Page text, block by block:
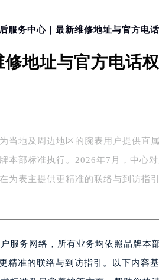
室（需提前预约）
华润万象城）17层1706室（需提前
13层1304室（需提前预约）
场）A1座办公楼14层07室（需提前
15层1508室（需提前预约）
05室（需提前预约）
室（需提前预约）
提前预约）
服务中心｜最新维修地址与官方电
地址与官方电话
当地及周边地区的腕表用户提供直
本部标准执行。2026年7月，中心
为表主提供更精准的联络与到访指
服务网络，所有业务均依照品牌本
精准的联络与到访指引。以下内容